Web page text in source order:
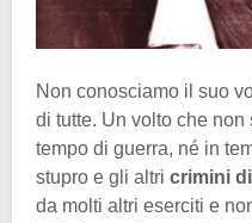
Non conosciamo il suo
di tutte. Un volto che
tempo di guerra, né in
stupro e gli altri crimini
da molti altri eserciti e